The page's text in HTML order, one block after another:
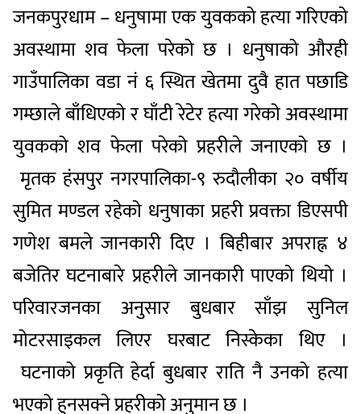
जनकपुरधाम – धनुषामा एक युवकको हत्या गरिएको
अवस्थामा शव फेला परेको छ । धनुषाको औरही
गाउँपालिका वडा नं ६ स्थित खेतमा दुवै हात पछाडि
गम्छाले बाँधिएको र घाँटी रेटेर हत्या गरेको अवस्थामा
युवकको शव फेला परेको प्रहरीले जनाएको छ ।
मृतक हंसपुर नगरपालिका-९ रुदौलीका २० वर्षीय
सुमित मण्डल रहेको धनुषाका प्रहरी प्रवक्ता डिएसपी
गणेश बमले जानकारी दिए । बिहीबार अपराह्न ४
बजेतिर घटनाबारे प्रहरीले जानकारी पाएको थियो ।
परिवारजनका अनुसार बुधबार साँझ सुनिल
मोटरसाइकल लिएर घरबाट निस्केका थिए ।
घटनाको प्रकृति हेर्दा बुधबार राति नै उनको हत्या
भएको हुनसक्ने प्रहरीको अनुमान छ ।